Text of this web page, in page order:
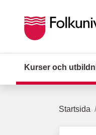
Kurser och
Startsida